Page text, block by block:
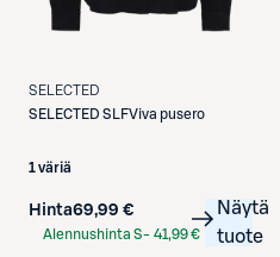
SELECTED
SELECTED SLFViva pusero
1 väriä
Hinta69,99 €
Alennushinta S- 41,99 €
Näytä
tuote